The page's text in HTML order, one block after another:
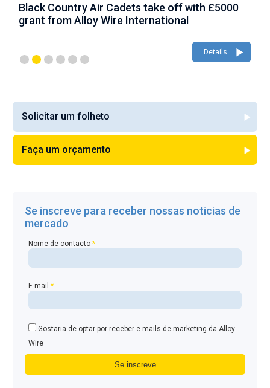
£5000
AWI look to capitalise on £150,000
growth with Farnborough appearance
Solicitar um folheto
Faça um orçamento
Se inscreve para receber nossas noticias de
mercado
Nome de contacto*
E-mail*
Gostaria de optar por receber e-mails de marketing da Alloy
Wire